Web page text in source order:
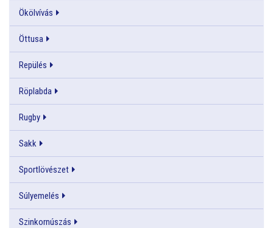
Ökölvívás
Öttusa
Repülés
Röplabda
Rugby
Sakk
Sportlövészet
Súlyemelés
Szinkornúszás